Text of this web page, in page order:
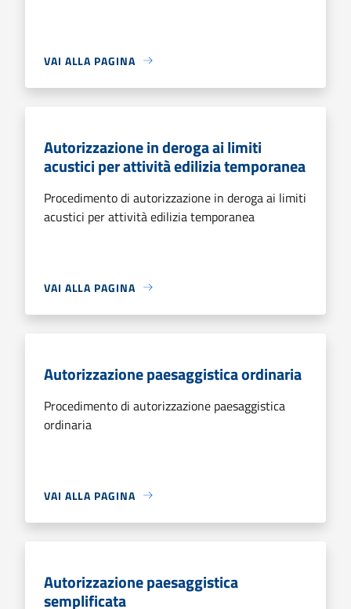
VAI ALLA PAGINA
Autorizzazione in deroga ai limiti
acustici per attività edilizia temporanea
Procedimento di autorizzazione in deroga ai limiti
acustici per attività edilizia temporanea
VAI ALLA PAGINA
Autorizzazione paesaggistica ordinaria
Procedimento di autorizzazione paesaggistica
ordinaria
VAI ALLA PAGINA
Autorizzazione paesaggistica
semplificata